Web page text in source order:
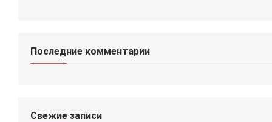
Последние комментарии
Свежие записи